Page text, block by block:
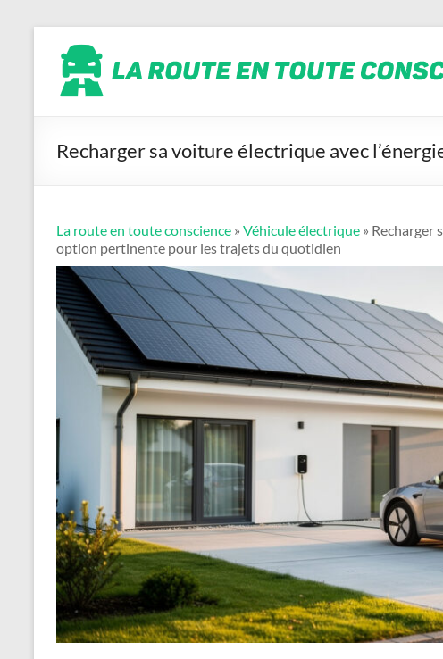
contenu
La
route
en
conscience
Recharger sa voiture électrique avec
La route en toute conscience » Véhicule électrique » Recharger
option pertinente pour les trajets du quotidien